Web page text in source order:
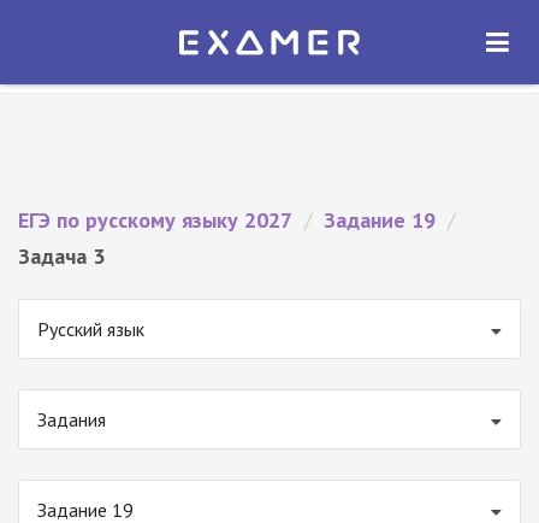
Экзамер — ЕГЭ 2027
ОТКРЫТЬ
ЕГЭ по русскому языку 2027 / Задание 19 /
Задача 3
Русский язык
Задания
Задание 19